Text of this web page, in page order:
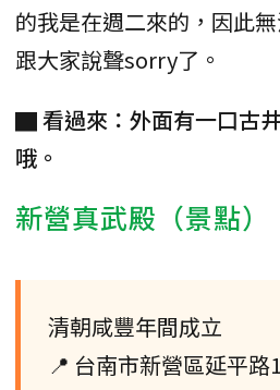
的我是在週二來的，因此
跟大家說聲sorry了。
▇ 看過來：外面有一口古
哦。
新營真武殿（景點）
清朝咸豐年間成立
📍 台南市新營區延平路